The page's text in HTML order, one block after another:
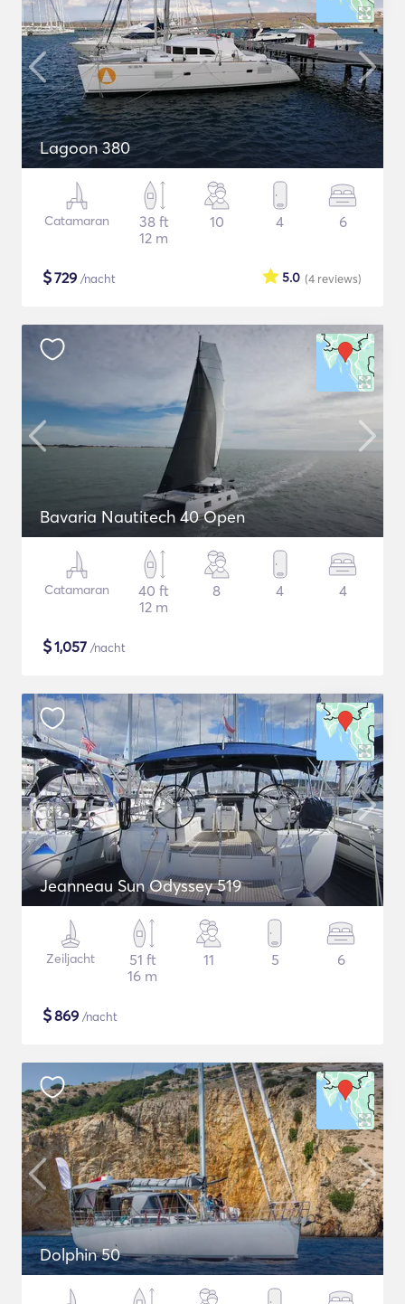
Lagoon 380
Catamaran
38 ft
12 m
10 4 6
$729 /nacht (4 reviews)
5.0
Bavaria Nautitech 40 Open
Catamaran
40 ft
12 m
8 4 4
$1,057 /nacht
Jeanneau Sun Odyssey 519
Zeiljacht
51 ft
16 m
11 5 6
$869 /nacht
Dolphin 50